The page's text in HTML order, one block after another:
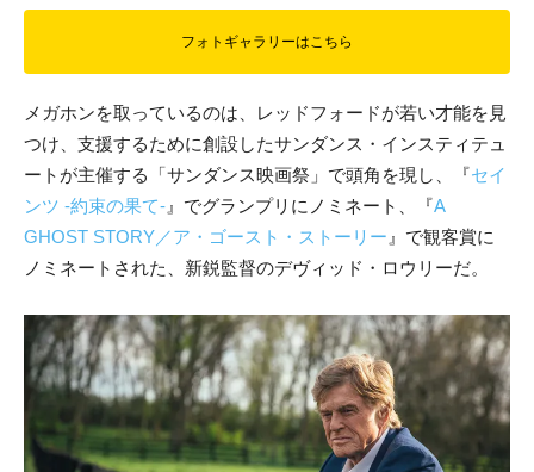
フォトギャラリーはこちら
メガホンを取っているのは、レッドフォードが若い才能を見
つけ、支援するために創設したサンダンス・インスティテュ
ートが主催する「サンダンス映画祭」で頭角を現し、『セイ
ンツ -約束の果て- 』でグランプリにノミネート、『A
GHOST STORY／ア・ゴースト・ストーリー 』で観客賞に
ノミネートされた、新鋭監督のデヴィッド・ロウリーだ。